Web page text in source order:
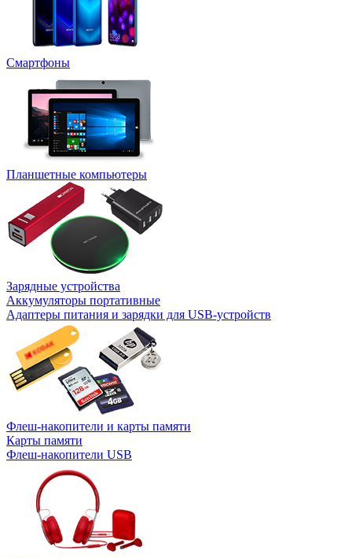
Смартфоны
Планшетные компьютеры
Зарядные устройства
Аккумуляторы портативные
Адаптеры питания и зарядки для USB-устройств
Флеш-накопители и карты памяти
Карты памяти
Флеш-накопители USB